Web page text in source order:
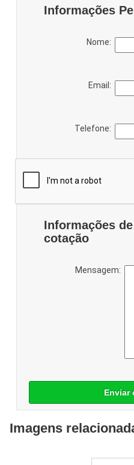
Informações
Nome:
Email:
Telefone:
Informações
cotação
Mensagem:
Enviar
Imagens